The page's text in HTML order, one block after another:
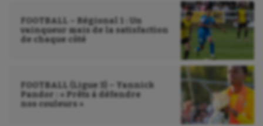
Water-polo
FOOTBALL – Régional 1 : Un
vainqueur mais de la satisfaction
de chaque côté
FOOTBALL (Ligue 3) – Yannick
Pandor : « Prêts à défendre
nos couleurs »